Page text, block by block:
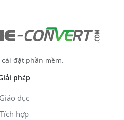
cài đặt phần mềm.
pháp
Giáo dục
Tích hợp